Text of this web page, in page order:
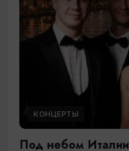
КОНЦЕРТЫ
Под небом Италии